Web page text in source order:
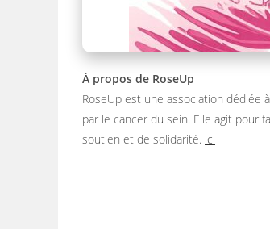
À propos de RoseUp
RoseUp est une association dédiée
par le cancer du sein. Elle agit pour
soutien et de solidarité. ici